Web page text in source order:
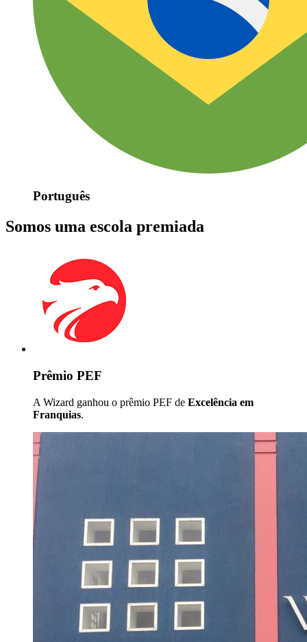
Português
Somos uma escola premiada
Prêmio PEF
A Wizard ganhou o prêmio PEF de Excelência em
Franquias.